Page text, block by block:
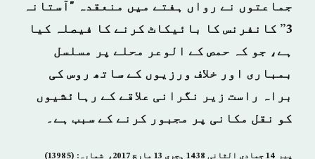
جماعتوں نے رواں ہفتے میں منعقدہ "آستانہ
3” کانفرنس کا بائیکاٹ کرنے کا فیصلہ کیا
ہے، جو کہ حمص کے الوعر محلے پر مسلسل
بمباری اور خلاف ورزیوں کے ساتھ روس کی
براہ راست زیر نگرانی علاقے کے رہائشیوں
کو نقل مکانی پر مجبور کرنے کے سبب ہے۔
پیر 14 جمادى الثانی 1438 ہجری­ 13 مارچ 2017ء شمارہ: (13985)